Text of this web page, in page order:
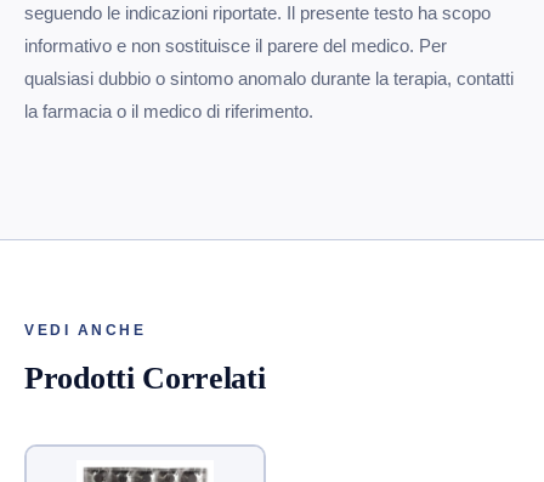
seguendo le indicazioni riportate. Il presente testo ha scopo
informativo e non sostituisce il parere del medico. Per
qualsiasi dubbio o sintomo anomalo durante la terapia, contatti
la farmacia o il medico di riferimento.
VEDI ANCHE
Prodotti Correlati